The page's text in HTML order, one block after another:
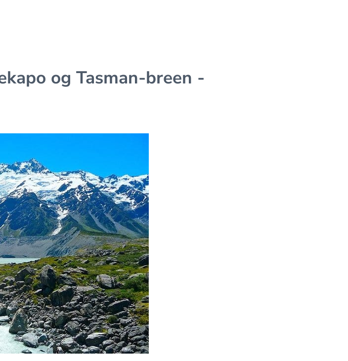
og Tasman-breen -